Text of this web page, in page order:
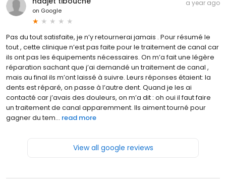
on Google
a year ago
Pas du tout satisfaite, je n’y retournerai jamais . Pour résumé le
tout , cette clinique n’est pas faite pour le traitement de canal car
ils ont pas les équipements nécessaires. On m’a fait une légère
réparation sachant que j’ai demandé un traitement de canal ,
mais au final ils m’ont laissé à suivre. Leurs réponses étaient: la
dents est réparé, on passe à l’autre dent. Quand je les ai
contacté car j’avais des douleurs, on m’a dit : oh oui il faut faire
un traitement de canal apparemment. Ils aiment tourné pour
gagner du tem... read more
View all google reviews